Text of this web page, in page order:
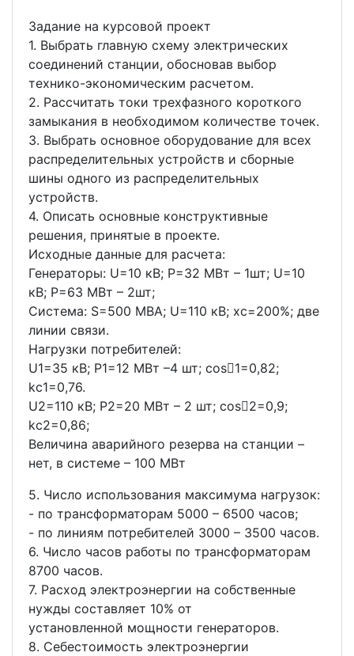
Задание на курсовой проект
1. Выбрать главную схему электрических
соединений станции, обосновав выбор
технико-экономическим расчетом.
2. Рассчитать токи трехфазного короткого
замыкания в необходимом количестве точек.
3. Выбрать основное оборудование для всех
распределительных устройств и сборные
шины одного из распределительных
устройств.
4. Описать основные конструктивные
решения, принятые в проекте.
Исходные данные для расчета:
Генераторы: U=10 кВ; P=32 МВт – 1шт; U=10
кВ; P=63 МВт – 2шт;
Система: S=500 МВА; U=110 кВ; хc=200%; две
линии связи.
Нагрузки потребителей:
U1=35 кВ; P1=12 МВт –4 шт; cos1=0,82;
kc1=0,76.
U2=110 кВ; P2=20 МВт – 2 шт; cos2=0,9;
kc2=0,86;
Величина аварийного резерва на станции –
нет, в системе – 100 МВт
5. Число использования максимума нагрузок:
- по трансформаторам 5000 – 6500 часов;
- по линиям потребителей 3000 – 3500 часов.
6. Число часов работы по трансформаторам
8700 часов.
7. Расход электроэнергии на собственные
нужды составляет 10% от
установленной мощности генераторов.
8. Себестоимость электроэнергии